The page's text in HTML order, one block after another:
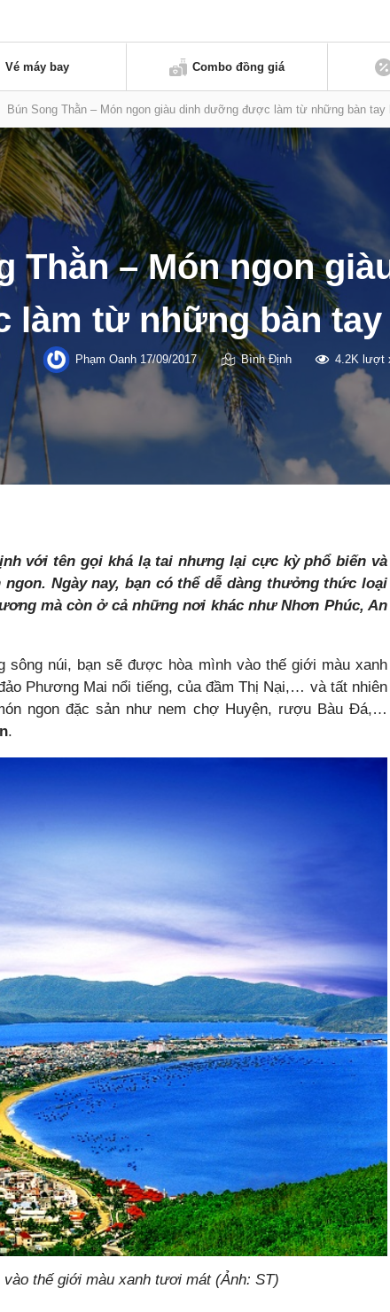
Vé máy bay Combo đồng giá
Bún Song Thằn – Món ngon giàu dinh dưỡng được làm từ những bàn tay
Thằn – Món ngon
làm từ những bàn tay
Phạm Oanh 17/09/2017 Bình Định 4.2K lượt
với tên gọi khá lạ tai nhưng lại cực kỳ phổ biến và
Ngày nay, bạn có thể dễ dàng thưởng thức loại
mà còn ở cả những nơi khác như Nhơn Phúc, An
núi, bạn sẽ được hòa mình vào thế giới màu xanh
Phương Mai nổi tiếng, của đầm Thị Nại,… và tất nhiên
ngon đặc sản như nem chợ Huyện, rượu Bàu Đá,…
.
thế giới màu xanh tươi mát (Ảnh: ST)